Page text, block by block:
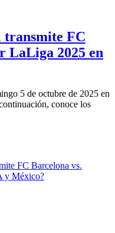
transmite FC
LaLiga 2025 en
5 de octubre de 2025 en
conoce los